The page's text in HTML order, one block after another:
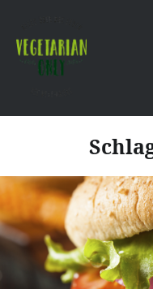
Inhalt
Vegetarian